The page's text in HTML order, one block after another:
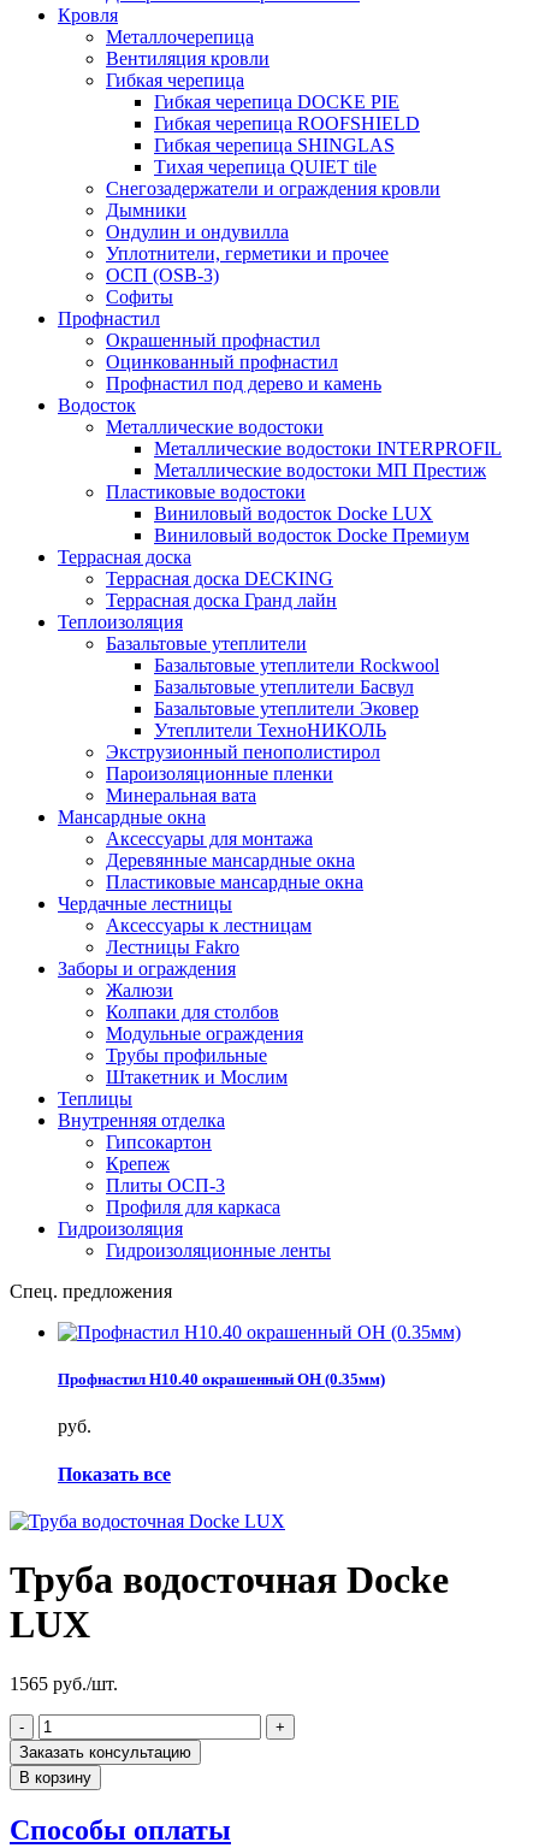
Кровля
Металлочерепица
Вентиляция кровли
Гибкая черепица
Гибкая черепица DOCKE PIE
Гибкая черепица ROOFSHIELD
Гибкая черепица SHINGLAS
Тихая черепица QUIET tile
Снегозадержатели и ограждения кровли
Дымники
Ондулин и ондувилла
Уплотнители, герметики и прочее
ОСП (OSB-3)
Софиты
Профнастил
Окрашенный профнастил
Оцинкованный профнастил
Профнастил под дерево и камень
Водосток
Металлические водостоки
Металлические водостоки INTERPROFIL
Металлические водостоки МП Престиж
Пластиковые водостоки
Виниловый водосток Docke LUX
Виниловый водосток Docke Премиум
Террасная доска
Террасная доска DECKING
Террасная доска Гранд лайн
Теплоизоляция
Базальтовые утеплители
Базальтовые утеплители Rockwool
Базальтовые утеплители Басвул
Базальтовые утеплители Эковер
Утеплители ТехноНИКОЛЬ
Экструзионный пенополистирол
Пароизоляционные пленки
Минеральная вата
Мансардные окна
Аксессуары для монтажа
Деревянные мансардные окна
Пластиковые мансардные окна
Чердачные лестницы
Аксессуары к лестницам
Лестницы Fakro
Заборы и ограждения
Жалюзи
Колпаки для столбов
Модульные ограждения
Трубы профильные
Штакетник и Мослим
Теплицы
Внутренняя отделка
Гипсокартон
Крепеж
Плиты ОСП-3
Профиля для каркаса
Гидроизоляция
Гидроизоляционные ленты
Спец. предложения
Профнастил Н10.40 окрашенный ОН (0.35мм)
руб.
Показать все
Труба водосточная Docke
LUX
1565 руб./шт.
-
+
Заказать консультацию
В корзину
Способы оплаты